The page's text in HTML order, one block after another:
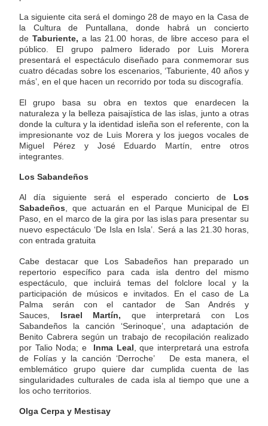
La siguiente cita será el domingo 28 de mayo en la Casa de
la Cultura de Puntallana, donde habrá un concierto
deTaburiente,a las 21.00 horas, de libre acceso para el
público. El grupo palmero liderado por Luis Morera
presentará el espectáculo diseñado para conmemorar sus
cuatro décadas sobre los escenarios, ‘Taburiente, 40 años y
más’, en el que hacen un recorrido por toda su discografía.
El grupo basa su obra en textos que enardecen la
naturaleza y la belleza paisajística de las islas, junto a otras
donde la cultura y la identidad isleña son el referente, con la
impresionante voz de Luis Morera y los juegos vocales de
Miguel Pérez y José Eduardo Martín, entre otros
integrantes.
Los Sabandeños
Al día siguiente será el esperado concierto de Los
Sabadeños, que actuarán en el Parque Municipal de El
Paso, en el marco de la gira por las islas para presentar su
nuevo espectáculo ‘De Isla en Isla’. Será a las 21.30 horas,
con entrada gratuita
Cabe destacar que Los Sabadeños han preparado un
repertorio específico para cada isla dentro del mismo
espectáculo, que incluirá temas del folclore local y la
participación de músicos e invitados. En el caso de La
Palma serán con el cantador de San Andrés y
Sauces, Israel Martín, que interpretará con Los
Sabandeños la canción ‘Serinoque’, una adaptación de
Benito Cabrera según un trabajo de recopilación realizado
por Talio Noda; e Inma Leal , que interpretará una estrofa
de Folías y la canción ‘Derroche’ De esta manera, el
emblemático grupo quiere dar cumplida cuenta de las
singularidades culturales de cada isla al tiempo que une a
los ocho territorios.
Olga Cerpa y Mestisay